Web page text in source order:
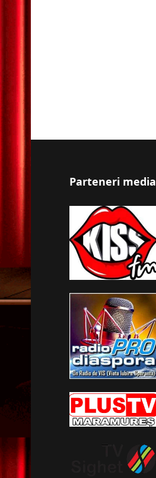
Parteneri media